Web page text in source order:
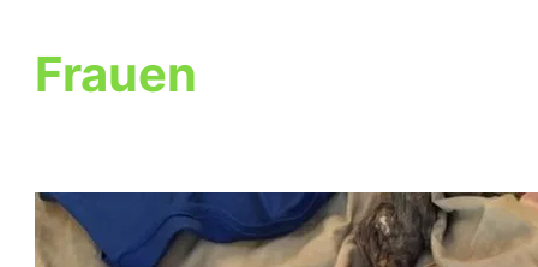
Frauen